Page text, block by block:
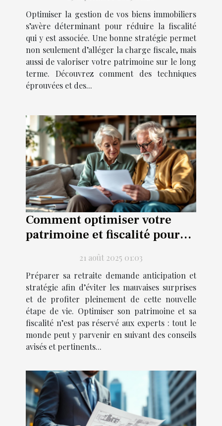
Optimiser la gestion de vos biens immobiliers
s’avère déterminant pour réduire la fiscalité
qui y est associée. Une bonne stratégie permet
non seulement d’alléger la charge fiscale, mais
aussi de valoriser votre patrimoine sur le long
terme. Découvrez comment des techniques
éprouvées et des...
Comment optimiser votre
patrimoine et fiscalité pour
une retraite sereine ?
21 août 2025 01:03
Préparer sa retraite demande anticipation et
stratégie afin d’éviter les mauvaises surprises
et de profiter pleinement de cette nouvelle
étape de vie. Optimiser son patrimoine et sa
fiscalité n’est pas réservé aux experts : tout le
monde peut y parvenir en suivant des conseils
avisés et pertinents...